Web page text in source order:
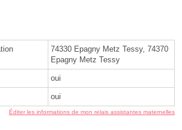
74330 Epagny Metz Tessy, 74370
Epagny Metz Tessy
oui
oui
Éditer les informations de mon relais assistantes maternelles